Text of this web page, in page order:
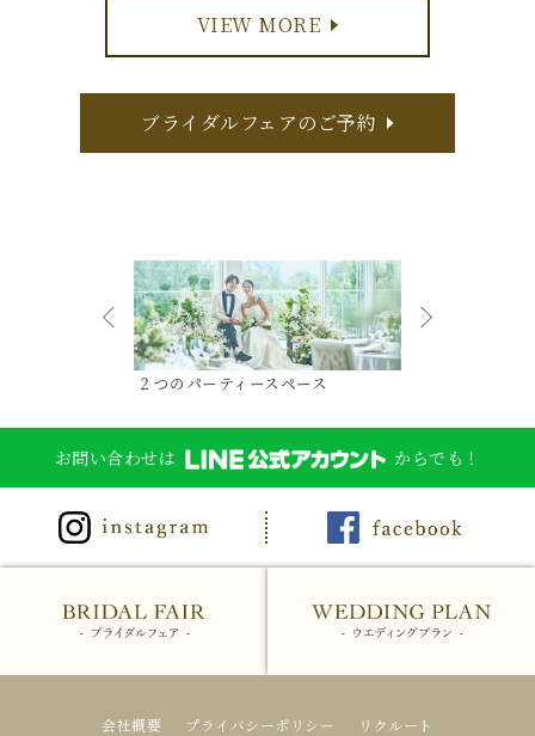
VIEW MORE
ブライダルフェアのご予約
２つのパーティースペース
お問い合わせは からでも！
会社概要 プライバシーポリシー リクルート